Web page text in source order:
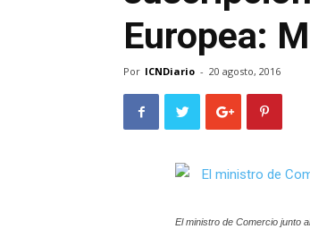
Europea:
Por ICNDiario - 20 agosto, 2016
El ministro de Comercio junto